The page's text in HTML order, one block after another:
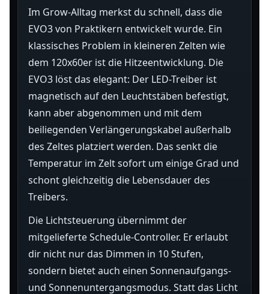
Im Grow-Alltag merkst du schnell, dass die
EVO3 von Praktikern entwickelt wurde. Ein
klassisches Problem in kleineren Zelten wie
dem 120x60er ist die Hitzeentwicklung. Die
EVO3 löst das elegant: Der LED-Treiber ist
magnetisch auf den Leuchtstäben befestigt,
kann aber abgenommen und mit dem
beiliegenden Verlängerungskabel außerhalb
des Zeltes platziert werden. Das senkt die
Temperatur im Zelt sofort um einige Grad und
schont gleichzeitig die Lebensdauer des
Treibers.
Die Lichtsteuerung übernimmt der
mitgelieferte Schedule-Controller. Er erlaubt
dir nicht nur das Dimmen in 10 Stufen,
sondern bietet auch einen Sonnenaufgangs-
und Sonnenuntergangsmodus. Statt das Licht